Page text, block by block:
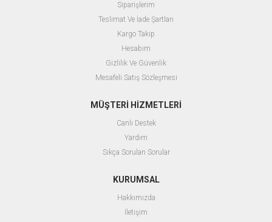
Siparişlerim
Teslimat Ve İade Şartları
Kargo Takip
Hesabım
Gizlilik Ve Güvenlik
Mesafeli Satış Sözleşmesi
MÜŞTERİ HİZMETLERİ
Canlı Destek
Yardım
Sıkça Sorulan Sorular
KURUMSAL
Hakkımızda
İletişim